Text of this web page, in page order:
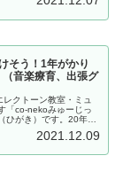
そう！1年がかり
音楽療育、出張グ
クトーン教室・ミュ
「co-nekoみゅーじっ
ひがき）です。20年？
2021.12.09